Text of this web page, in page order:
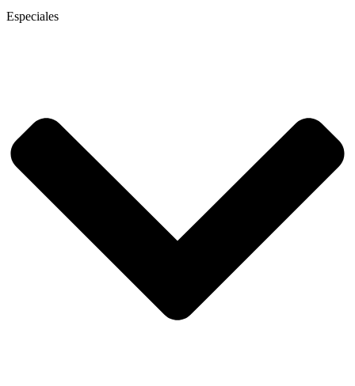
Especiales